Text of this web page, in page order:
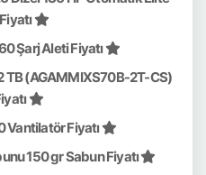
Şarj Aleti Fiyatı
TB (AGAMMIXS70B-2T-CS)
Vantilatör Fiyatı
150 gr Sabun Fiyatı